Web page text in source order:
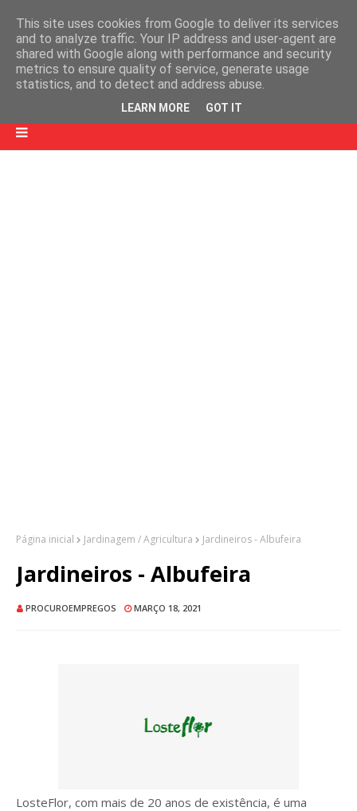
Página inicial Jardinagem / Agricultura Jardineiros - Albufeira
Jardineiros - Albufeira
PROCUROEMPREGOS MARÇO 18, 2021
LosteFlor, com mais de 20 anos de existência, é uma
This site uses cookies from Google to deliver its services
and to analyze traffic. Your IP address and user-agent are
shared with Google along with performance and security
metrics to ensure quality of service, generate usage
statistics, and to detect and address abuse.
LEARN MORE GOT IT